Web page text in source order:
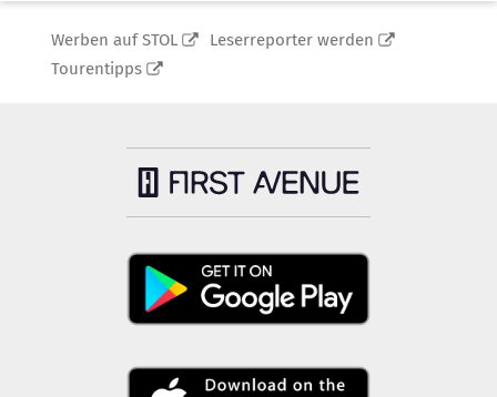
Werben auf STOL
Leserreporter werden
Tourentipps